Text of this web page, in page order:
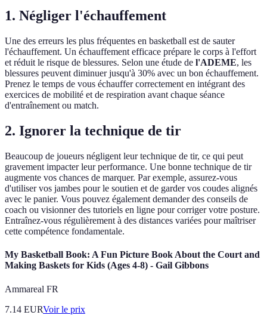
1. Négliger l'échauffement
Une des erreurs les plus fréquentes en basketball est de sauter
l'échauffement. Un échauffement efficace prépare le corps à l'effort
et réduit le risque de blessures. Selon une étude de l'ADEME, les
blessures peuvent diminuer jusqu'à 30% avec un bon échauffement.
Prenez le temps de vous échauffer correctement en intégrant des
exercices de mobilité et de respiration avant chaque séance
d'entraînement ou match.
2. Ignorer la technique de tir
Beaucoup de joueurs négligent leur technique de tir, ce qui peut
gravement impacter leur performance. Une bonne technique de tir
augmente vos chances de marquer. Par exemple, assurez-vous
d'utiliser vos jambes pour le soutien et de garder vos coudes alignés
avec le panier. Vous pouvez également demander des conseils de
coach ou visionner des tutoriels en ligne pour corriger votre posture.
Entraînez-vous régulièrement à des distances variées pour maîtriser
cette compétence fondamentale.
My Basketball Book: A Fun Picture Book About the Court and
Making Baskets for Kids (Ages 4-8) - Gail Gibbons
Ammareal FR
7.14 EURVoir le prix